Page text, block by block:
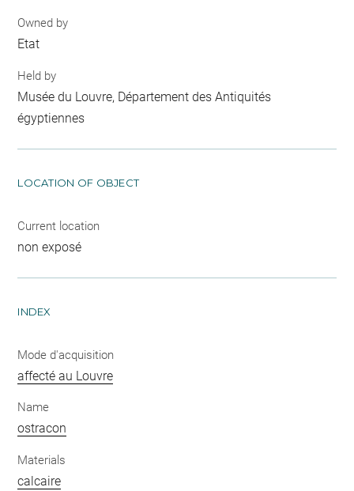
Owned by
Etat
Held by
Musée du Louvre, Département des Antiquités
égyptiennes
LOCATION OF OBJECT
Current location
non exposé
INDEX
Mode d'acquisition
affecté au Louvre
Name
ostracon
Materials
calcaire